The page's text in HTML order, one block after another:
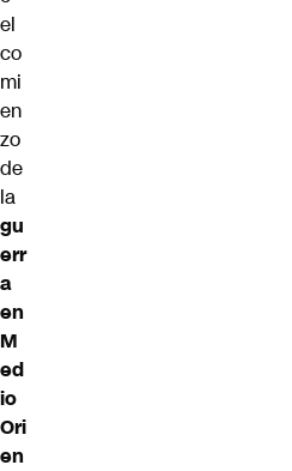
el
co
mi
en
zo
de
la
gu
err
a
en
M
ed
io
Ori
en